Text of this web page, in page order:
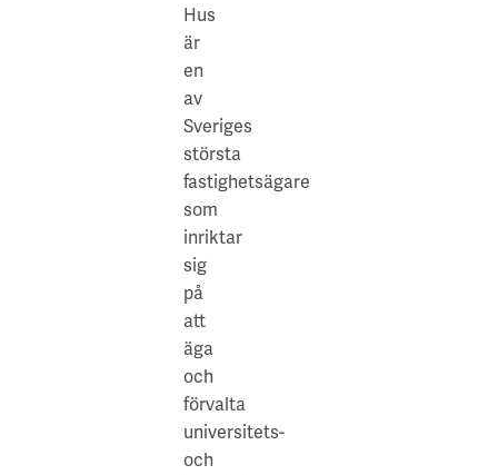
Hus
är
en
av
Sveriges
största
fastighetsägare
som
inriktar
sig
på
att
äga
och
förvalta
universitets-
och